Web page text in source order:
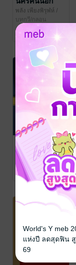
พลัง เพียงพิรุฬห์ /
สำนักพิมพ์นิดจะ
ศิลป์
บทกวี/กลอน
7 Rating
ไอน์สไตน์ถาม
พระพุทธเจ้า
ตอบ
ศุภวรรณ พิพัฒ
พรรณวงศ์ กรีน/
FreeMind
Publishing
พัฒนาตนเอง
8 Rating
World's Y meb
แห่งปี ลดสุดฟิน สู
69